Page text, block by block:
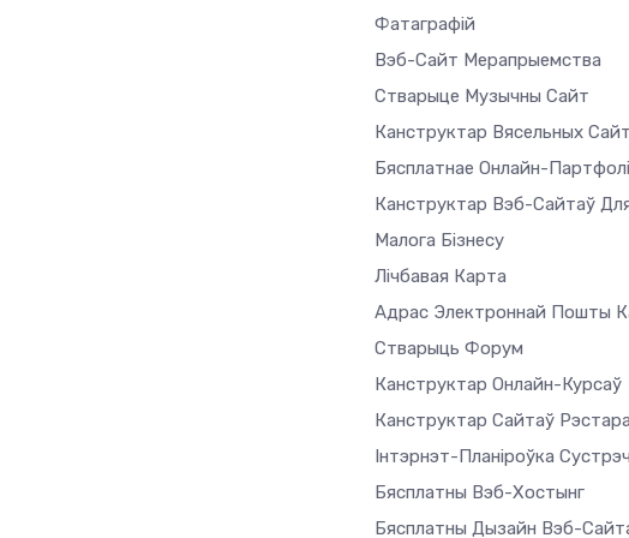
Фатаграфій
Вэб-Сайт Мерапрыемства
Стварыце Музычны Сайт
Канструктар Вясельных
Бясплатнае Онлайн-
Канструктар Вэб-Сайтаў
Малога Бізнесу
Лічбавая Карта
Адрас Электроннай Пошты
Стварыць Форум
Канструктар Онлайн-Курсаў
Канструктар Сайтаў
Інтэрнэт-Планіроўка Сустрэч
Бясплатны Вэб-Хостынг
Бясплатны Дызайн Вэб-